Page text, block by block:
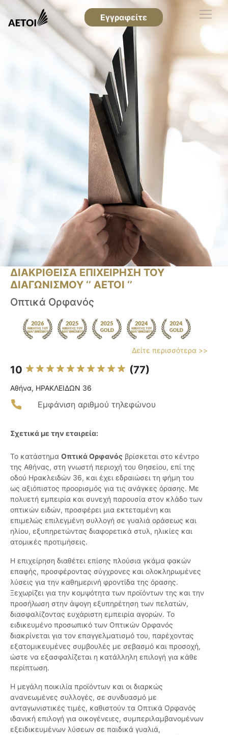
Εγγραφείτε
ΔΙΑΚΡΙΘΕΙΣΑ ΕΠΙΧΕΙΡΗΣΗ ΤΟΥ
ΔΙΑΓΩΝΙΣΜΟΥ ‘’ ΑΕΤΟΙ ‘’
Οπτικά Ορφανός
Δείτε περισσότερα >>
10 (77)
Αθήνα, ΗΡΑΚΛΕΙΔΩΝ 36
Εμφάνιση αριθμού τηλεφώνου
Σχετικά με την εταιρεία:
Το κατάστημα Οπτικά Ορφανός βρίσκεται στο κέντρο
της Αθήνας, στη γνωστή περιοχή του Θησείου, επί της
οδού Ηρακλειδών 36, και έχει εδραιώσει τη φήμη του
ως αξιόπιστος προορισμός για τις ανάγκες όρασης. Με
πολυετή εμπειρία και συνεχή παρουσία στον κλάδο των
οπτικών ειδών, προσφέρει μια εκτεταμένη και
επιμελώς επιλεγμένη συλλογή σε γυαλιά οράσεως και
ηλίου, εξυπηρετώντας διαφορετικά στυλ, ηλικίες και
ατομικές προτιμήσεις.
Η επιχείρηση διαθέτει επίσης πλούσια γκάμα φακών
επαφής, προσφέροντας σύγχρονες και ολοκληρωμένες
λύσεις για την καθημερινή φροντίδα της όρασης.
Ξεχωρίζει για την κομψότητα των προϊόντων της και την
προσήλωση στην άψογη εξυπηρέτηση των πελατών,
διασφαλίζοντας ευχάριστη εμπειρία αγορών. Το
ειδικευμένο προσωπικό των Οπτικών Ορφανός
διακρίνεται για τον επαγγελματισμό του, παρέχοντας
εξατομικευμένες συμβουλές με σεβασμό και προσοχή,
ώστε να εξασφαλίζεται η κατάλληλη επιλογή για κάθε
περίπτωση.
Η μεγάλη ποικιλία προϊόντων και οι διαρκώς
ανανεωμένες συλλογές, σε συνδυασμό με
ανταγωνιστικές τιμές, καθιστούν τα Οπτικά Ορφανός
ιδανική επιλογή για οικογένειες, συμπεριλαμβανομένων
εξειδικευμένων λύσεων σε παιδικά γυαλιά,